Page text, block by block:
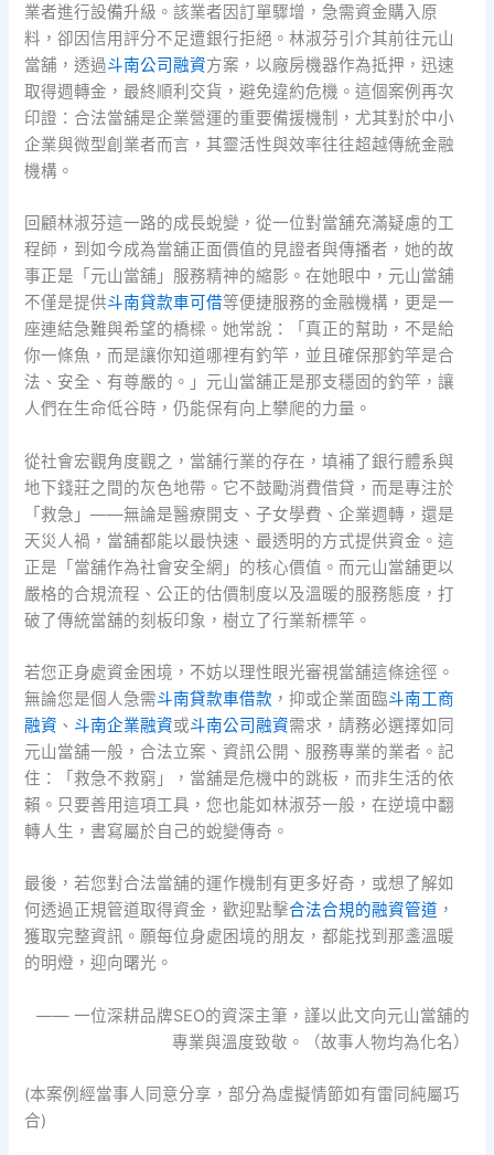
業者進行設備升級。該業者因訂單驟增，急需資金購入原
料，卻因信用評分不足遭銀行拒絕。林淑芬引介其前往元山
當舖，透過斗南公司融資方案，以廠房機器作為抵押，迅速
取得週轉金，最終順利交貨，避免違約危機。這個案例再次
印證：合法當舖是企業營運的重要備援機制，尤其對於中小
企業與微型創業者而言，其靈活性與效率往往超越傳統金融
機構。
回顧林淑芬這一路的成長蛻變，從一位對當舖充滿疑慮的工
程師，到如今成為當舖正面價值的見證者與傳播者，她的故
事正是「元山當舖」服務精神的縮影。在她眼中，元山當舖
不僅是提供斗南貸款車可借等便捷服務的金融機構，更是一
座連結急難與希望的橋樑。她常說：「真正的幫助，不是給
你一條魚，而是讓你知道哪裡有釣竿，並且確保那釣竿是合
法、安全、有尊嚴的。」元山當舖正是那支穩固的釣竿，讓
人們在生命低谷時，仍能保有向上攀爬的力量。
從社會宏觀角度觀之，當舖行業的存在，填補了銀行體系與
地下錢莊之間的灰色地帶。它不鼓勵消費借貸，而是專注於
「救急」——無論是醫療開支、子女學費、企業週轉，還是
天災人禍，當舖都能以最快速、最透明的方式提供資金。這
正是「當舖作為社會安全網」的核心價值。而元山當舖更以
嚴格的合規流程、公正的估價制度以及溫暖的服務態度，打
破了傳統當舖的刻板印象，樹立了行業新標竿。
若您正身處資金困境，不妨以理性眼光審視當舖這條途徑。
無論您是個人急需斗南貸款車借款 ，抑或企業面臨斗南工商
融資 、 斗南企業融資或斗南公司融資需求，請務必選擇如同
元山當舖一般，合法立案、資訊公開、服務專業的業者。記
住：「救急不救窮」，當舖是危機中的跳板，而非生活的依
賴。只要善用這項工具，您也能如林淑芬一般，在逆境中翻
轉人生，書寫屬於自己的蛻變傳奇。
最後，若您對合法當舖的運作機制有更多好奇，或想了解如
何透過正規管道取得資金，歡迎點擊合法合規的融資管道 ，
獲取完整資訊。願每位身處困境的朋友，都能找到那盞溫暖
的明燈，迎向曙光。
—— 一位深耕品牌SEO的資深主筆，謹以此文向元山當舖的
專業與溫度致敬。（故事人物均為化名）
(本案例經當事人同意分享，部分為虛擬情節如有雷同純屬巧
合)